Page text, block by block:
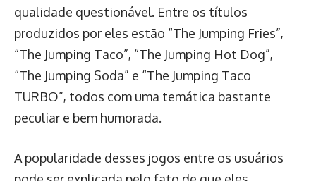
qualidade questionável. Entre os títulos
produzidos por eles estão “The Jumping Fries”,
“The Jumping Taco”, “The Jumping Hot Dog”,
“The Jumping Soda” e “The Jumping Taco
TURBO”, todos com uma temática bastante
peculiar e bem humorada.
A popularidade desses jogos entre os usuários